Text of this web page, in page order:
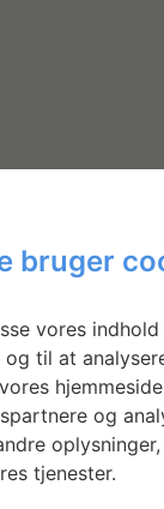
bruger
vores
til at
og
tjenester.